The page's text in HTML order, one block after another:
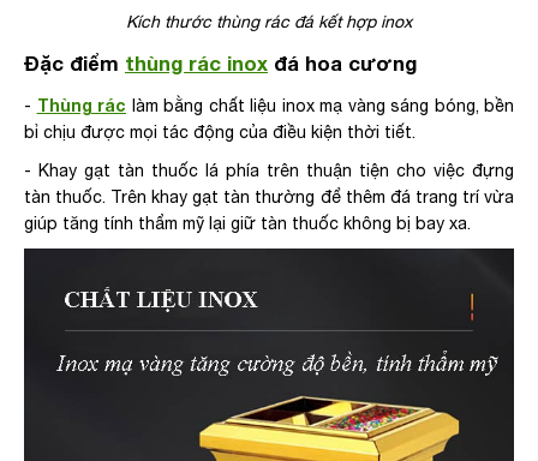
Kích thước thùng rác đá kết hợp inox
Đặc điểm thùng rác inox đá hoa cương
- Thùng rác làm bằng chất liệu inox mạ vàng sáng bóng, bền
bỉ chịu được mọi tác động của điều kiện thời tiết.
- Khay gạt tàn thuốc lá phía trên thuận tiện cho việc đựng
tàn thuốc. Trên khay gạt tàn thường để thêm đá trang trí vừa
giúp tăng tính thẩm mỹ lại giữ tàn thuốc không bị bay xa.